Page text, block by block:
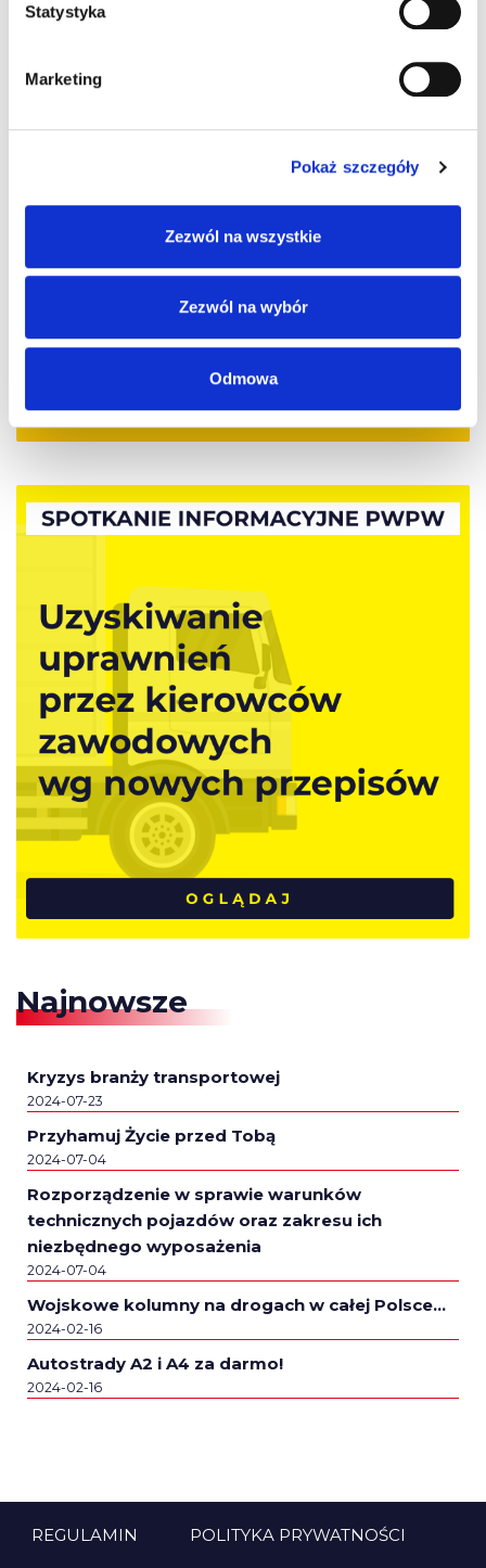
Statystyka
Marketing
Pokaż szczegóły
Zezwól na wszystkie
Zezwól na wybór
Odmowa
Najnowsze
Kryzys branży transportowej
2024-07-23
Przyhamuj Życie przed Tobą
2024-07-04
Rozporządzenie w sprawie warunków
technicznych pojazdów oraz zakresu ich
niezbędnego wyposażenia
2024-07-04
Wojskowe kolumny na drogach w całej Polsce…
2024-02-16
Autostrady A2 i A4 za darmo!
2024-02-16
REGULAMIN POLITYKA PRYWATNOŚCI